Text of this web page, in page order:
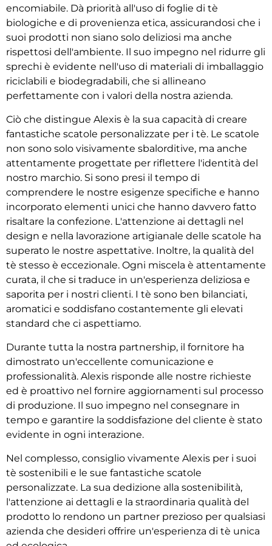
encomiabile. Dà priorità all'uso di foglie di tè
biologiche e di provenienza etica, assicurandosi che i
suoi prodotti non siano solo deliziosi ma anche
rispettosi dell'ambiente. Il suo impegno nel ridurre gli
sprechi è evidente nell'uso di materiali di imballaggio
riciclabili e biodegradabili, che si allineano
perfettamente con i valori della nostra azienda.
Ciò che distingue Alexis è la sua capacità di creare
fantastiche scatole personalizzate per i tè. Le scatole
non sono solo visivamente sbalorditive, ma anche
attentamente progettate per riflettere l'identità del
nostro marchio. Si sono presi il tempo di
comprendere le nostre esigenze specifiche e hanno
incorporato elementi unici che hanno davvero fatto
risaltare la confezione. L'attenzione ai dettagli nel
design e nella lavorazione artigianale delle scatole ha
superato le nostre aspettative. Inoltre, la qualità del
tè stesso è eccezionale. Ogni miscela è attentamente
curata, il che si traduce in un'esperienza deliziosa e
saporita per i nostri clienti. I tè sono ben bilanciati,
aromatici e soddisfano costantemente gli elevati
standard che ci aspettiamo.
Durante tutta la nostra partnership, il fornitore ha
dimostrato un'eccellente comunicazione e
professionalità. Alexis risponde alle nostre richieste
ed è proattivo nel fornire aggiornamenti sul processo
di produzione. Il suo impegno nel consegnare in
tempo e garantire la soddisfazione del cliente è stato
evidente in ogni interazione.
Nel complesso, consiglio vivamente Alexis per i suoi
tè sostenibili e le sue fantastiche scatole
personalizzate. La sua dedizione alla sostenibilità,
l'attenzione ai dettagli e la straordinaria qualità del
prodotto lo rendono un partner prezioso per qualsiasi
azienda che desideri offrire un'esperienza di tè unica